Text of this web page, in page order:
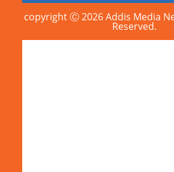
copyright Ⓒ 2026 Addis Media
Reserved.